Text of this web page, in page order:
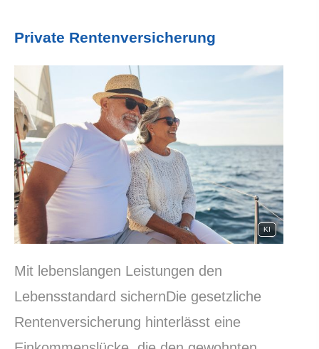
Private Rentenversicherung
KI
Mit lebenslangen Leistungen den
Lebensstandard sichernDie gesetzliche
Rentenversicherung hinterlässt eine